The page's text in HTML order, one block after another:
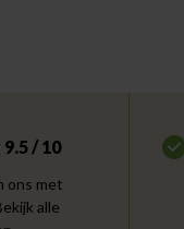
/ 10
ons met
alle